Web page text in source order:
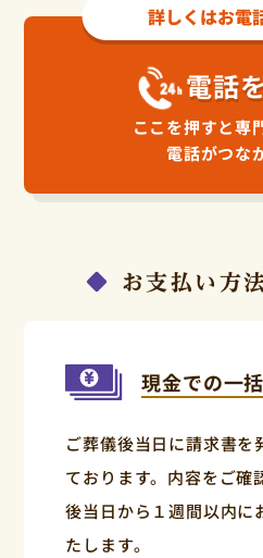
詳しくはお電
ここを押すと専
電話がつな
電話
お支払い方
現金での一
ご葬儀後当日に請求書を
ております。内容をご確
後当日から１週間以内に
たします。